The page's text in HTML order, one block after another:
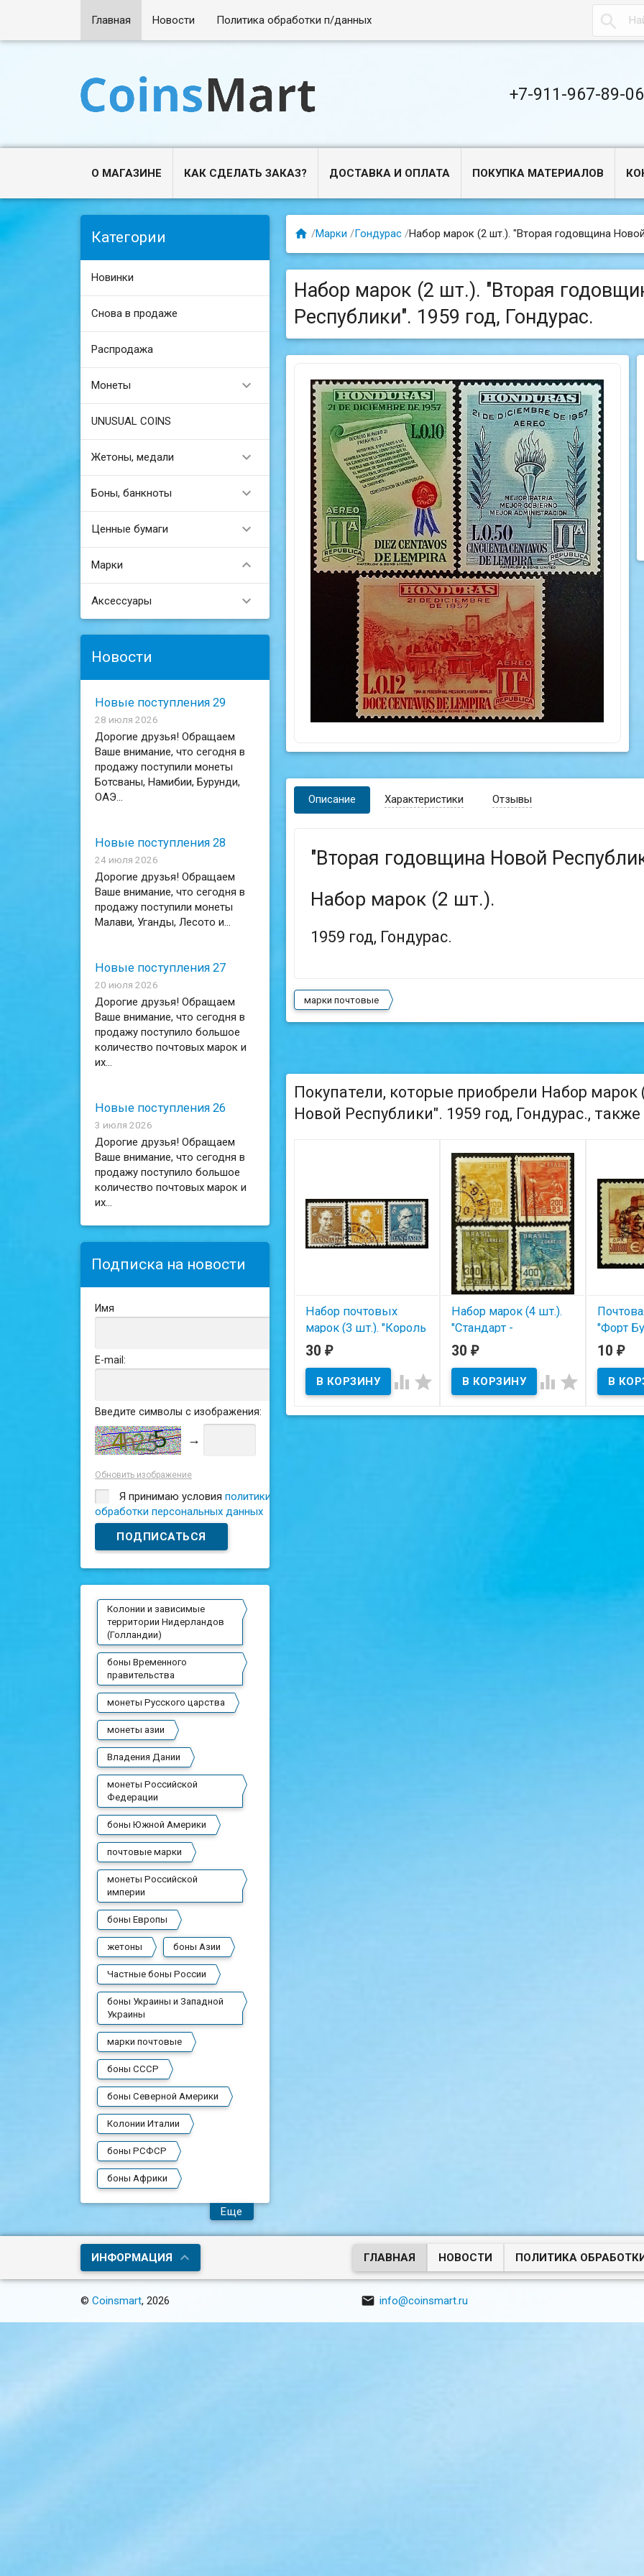
Главная Новости Политика обработки п/данных 
+7-911-967-89-06
О МАГАЗИНЕ КАК СДЕЛАТЬ ЗАКАЗ? ДОСТАВКА И ОПЛАТА ПОКУПКА МАТЕРИАЛОВ
Категории
Новинки
Снова в продаже
Распродажа
Монеты 
UNUSUAL COINS
Жетоны, медали 
Боны, банкноты 
Ценные бумаги 
Марки 
Аксессуары 
Новости
Новые поступления 29
28 июля 2026
Дорогие друзья! Обращаем
Ваше внимание, что сегодня в
продажу поступили монеты
Ботсваны, Намибии, Бурунди,
ОАЭ...
Новые поступления 28
24 июля 2026
Дорогие друзья! Обращаем
Ваше внимание, что сегодня в
продажу поступили монеты
Малави, Уганды, Лесото и...
Новые поступления 27
20 июля 2026
Дорогие друзья! Обращаем
Ваше внимание, что сегодня в
продажу поступило большое
количество почтовых марок и
их...
Новые поступления 26
3 июля 2026
Дорогие друзья! Обращаем
Ваше внимание, что сегодня в
продажу поступило большое
количество почтовых марок и
их...
Подписка на новости
Имя
E-mail:
Введите символы с изображения:
→
Обновить изображение
Я принимаю условияполитики
обработки персональных данных
Колонии и зависимые
территории Нидерландов
(Голландии)
боны Временного
правительства
монеты Русского царства
монеты азии
Владения Дании
монеты Российской
Федерации
боны Южной Америки
почтовые марки
монеты Российской
империи
боны Европы
жетоны боны Азии
Частные боны России
боны Украины и Западной
Украины
марки почтовые
боны СССР
боны Северной Америки
Колонии Италии
боны РСФСР
боны Африки
Еще
 /Марки /Гондурас /Набор марок (2 шт.). "Вторая годовщина
Набор марок (2 шт.). "Вторая
Республики". 1959 год, Гондурас.
Описание Характеристики Отзывы
"Вторая годовщина Новой
Набор марок (2 шт.).
1959 год, Гондурас.
марки почтовые
Покупатели, которые приобрели Набор
Новой Республики". 1959 год, Гондурас.,
Набор почтовых
марок (3 шт.). "Король
Кристиан X". 1943 год,
В наличии
30 ₽
 
Набор марок (4 шт.).
"Стандарт -
экономика и
годы, Бразилия.
30 ₽
 
"Форт
год,
10 ₽
ИНФОРМАЦИЯ ГЛАВНАЯ НОВОСТИ ПОЛИТИКА
©Coinsmart, 2026  info@coinsmart.ru